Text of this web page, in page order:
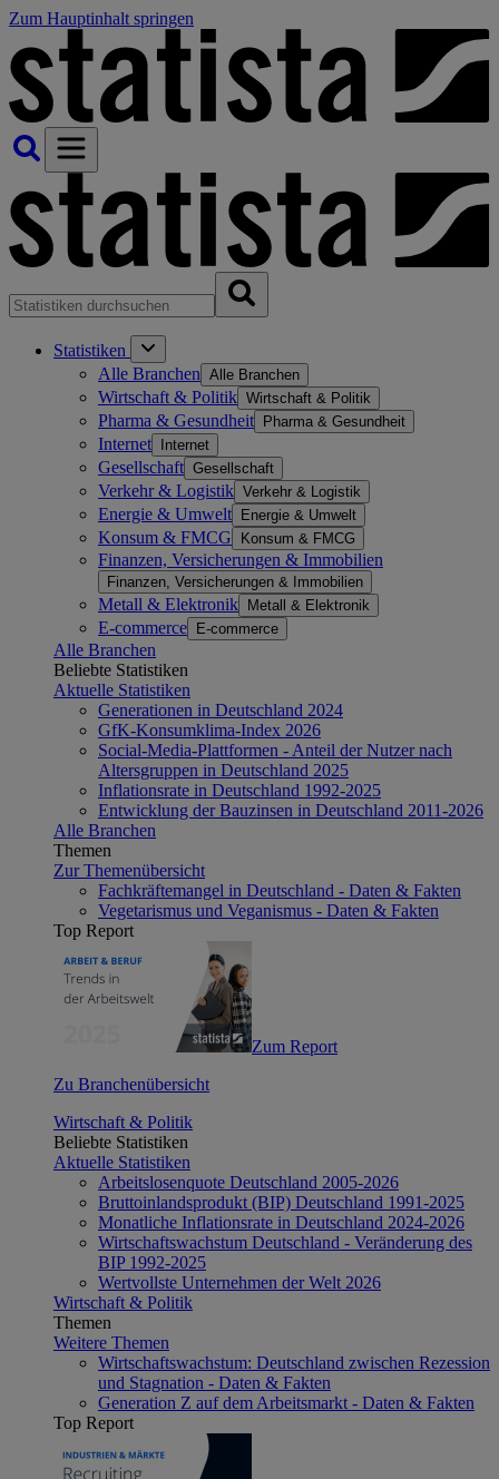
Zum Hauptinhalt springen
Statistiken
Alle Branchen Alle Branchen
Wirtschaft & Politik Wirtschaft & Politik
Pharma & Gesundheit Pharma & Gesundheit
Internet Internet
Gesellschaft Gesellschaft
Verkehr & Logistik Verkehr & Logistik
Energie & Umwelt Energie & Umwelt
Konsum & FMCG Konsum & FMCG
Finanzen, Versicherungen & Immobilien
Finanzen, Versicherungen & Immobilien
Metall & Elektronik Metall & Elektronik
E-commerce E-commerce
Alle Branchen
Beliebte Statistiken
Aktuelle Statistiken
Generationen in Deutschland 2024
GfK-Konsumklima-Index 2026
Social-Media-Plattformen - Anteil der Nutzer nach
Altersgruppen in Deutschland 2025
Inflationsrate in Deutschland 1992-2025
Entwicklung der Bauzinsen in Deutschland 2011-2026
Alle Branchen
Themen
Zur Themenübersicht
Fachkräftemangel in Deutschland - Daten & Fakten
Vegetarismus und Veganismus - Daten & Fakten
Top Report
Zum Report
Zu Branchenübersicht
Wirtschaft & Politik
Beliebte Statistiken
Aktuelle Statistiken
Arbeitslosenquote Deutschland 2005-2026
Bruttoinlandsprodukt (BIP) Deutschland 1991-2025
Monatliche Inflationsrate in Deutschland 2024-2026
Wirtschaftswachstum Deutschland - Veränderung des
BIP 1992-2025
Wertvollste Unternehmen der Welt 2026
Wirtschaft & Politik
Themen
Weitere Themen
Wirtschaftswachstum: Deutschland zwischen Rezession
und Stagnation - Daten & Fakten
Generation Z auf dem Arbeitsmarkt - Daten & Fakten
Top Report